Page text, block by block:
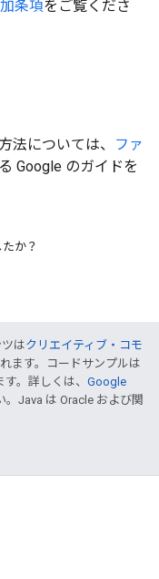
条項をご覧くださ
法については、
ファ
Google のガイドを
か？
はクリエイティブ・コモ
ます。コードサンプルは
。詳しくは、 Google
。Java は Oracle および関